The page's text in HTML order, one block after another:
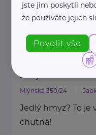
https://
Hmyzárna.cz
Mlýnská 350/24
Jedlý hmyz? To je
chutná!
jste jim poskytli
že používáte jejich
Povolit vše